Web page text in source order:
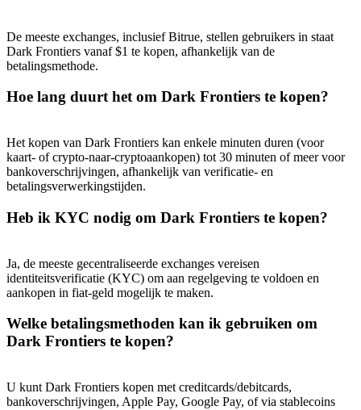
Share 500000 CASHCAT prize pool
Exclusive for BitMart Users
Precious Metals Trading Carnival
Trade Gold & Silver · 33,333 USDT Bonus
USDT Flexible Staking | Daily Rewards
De meeste exchanges, inclusief Bitrue, stellen gebruikers in staat
Dark Frontiers vanaf $1 te kopen, afhankelijk van de
betalingsmethode.
Hoe lang duurt het om Dark Frontiers te kopen?
Het kopen van Dark Frontiers kan enkele minuten duren (voor
kaart- of crypto-naar-cryptoaankopen) tot 30 minuten of meer voor
bankoverschrijvingen, afhankelijk van verificatie- en
betalingsverwerkingstijden.
Heb ik KYC nodig om Dark Frontiers te kopen?
Ja, de meeste gecentraliseerde exchanges vereisen
identiteitsverificatie (KYC) om aan regelgeving te voldoen en
aankopen in fiat-geld mogelijk te maken.
Welke betalingsmethoden kan ik gebruiken om
Dark Frontiers te kopen?
U kunt Dark Frontiers kopen met creditcards/debitcards,
bankoverschrijvingen, Apple Pay, Google Pay, of via stablecoins